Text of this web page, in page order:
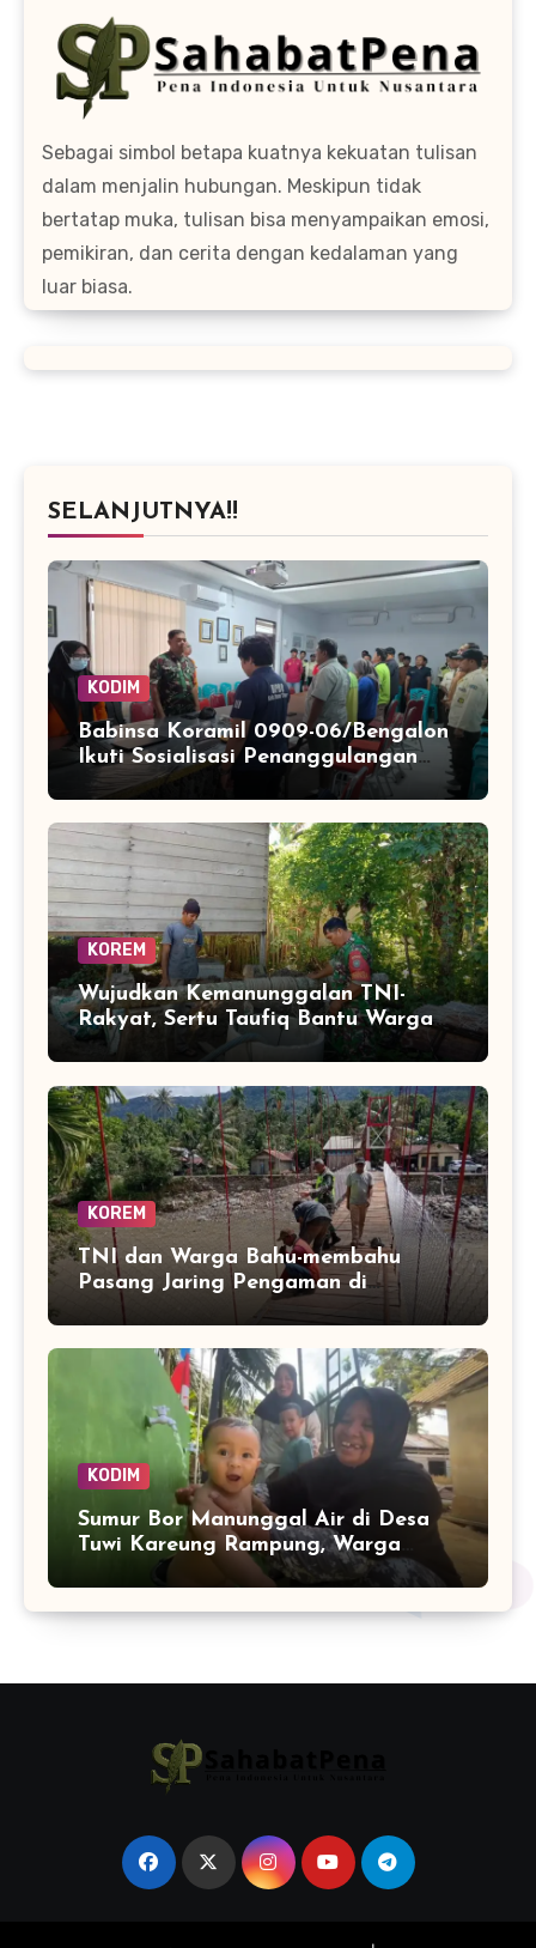
Sebagai simbol betapa kuatnya kekuatan tulisan
dalam menjalin hubungan. Meskipun tidak
bertatap muka, tulisan bisa menyampaikan emosi,
pemikiran, dan cerita dengan kedalaman yang
luar biasa.
SELANJUTNYA!!
KODIM
Babinsa Koramil 0909-06/Bengalon
Ikuti Sosialisasi Penanggulangan
Kebakaran Hutan dan Lahan di PSB
KOREM
Wujudkan Kemanunggalan TNI-
Rakyat, Sertu Taufiq Bantu Warga
Bangun Sarana Air Bersih
KOREM
TNI dan Warga Bahu-membahu
Pasang Jaring Pengaman di
Jembatan Perintis Betung Ateuh
Benggalang, Segera Siap Digunakan
KODIM
Sumur Bor Manunggal Air di Desa
Tuwi Kareung Rampung, Warga
Sambut dengan Senyum